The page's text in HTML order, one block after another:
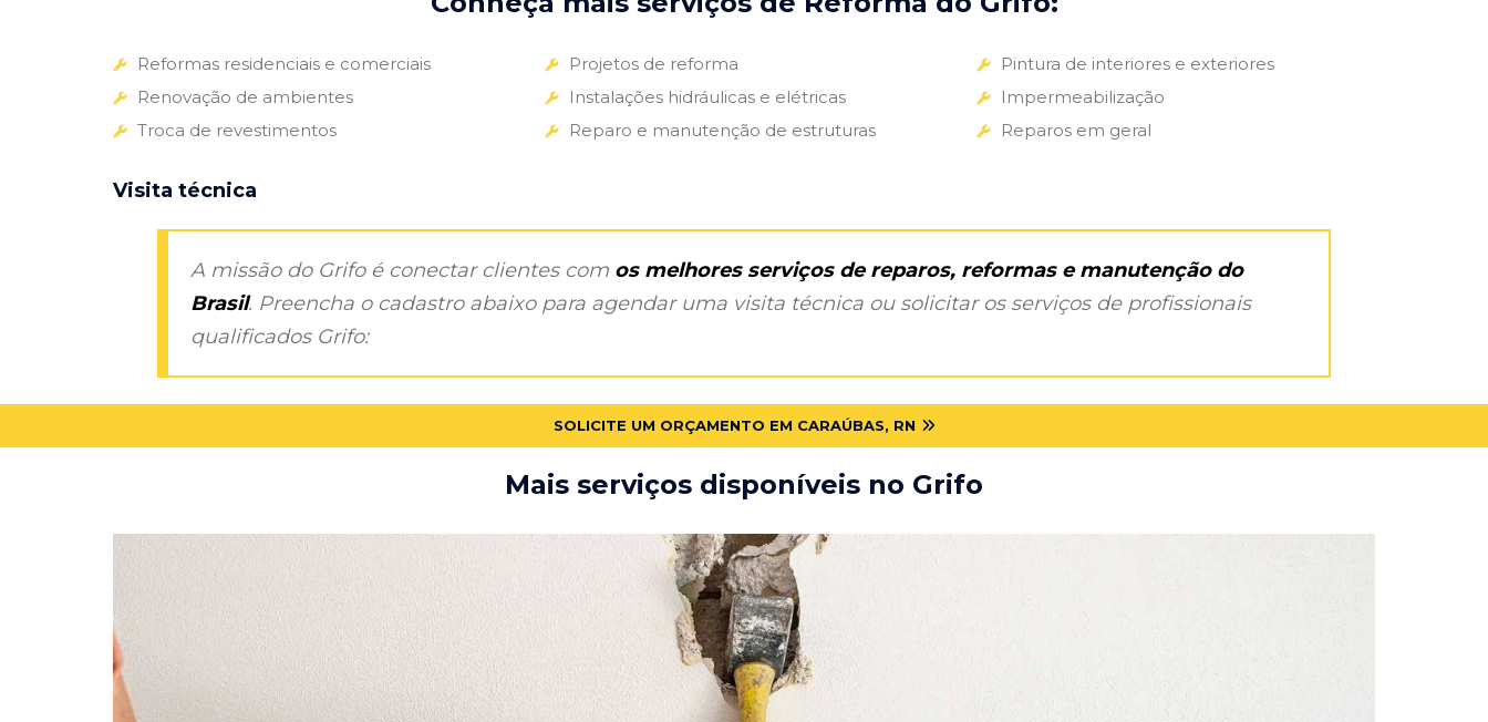
Reformas residenciais e comerciais
Renovação de ambientes
Troca de revestimentos
Projetos de reforma
Instalações hidráulicas e elétricas
Reparo e manutenção de estruturas
Pintura de interiores e exteriores
Impermeabilização
Reparos em geral
Visita técnica
A missão do Grifo é conectar clientes com os melhores serviços de reparos, reformas e manutenção do
Brasil. Preencha o cadastro abaixo para agendar uma visita técnica ou solicitar os serviços de profissionais
qualificados Grifo:
SOLICITE UM ORÇAMENTO EM CARAÚBAS, RN
Mais serviços disponíveis no Grifo